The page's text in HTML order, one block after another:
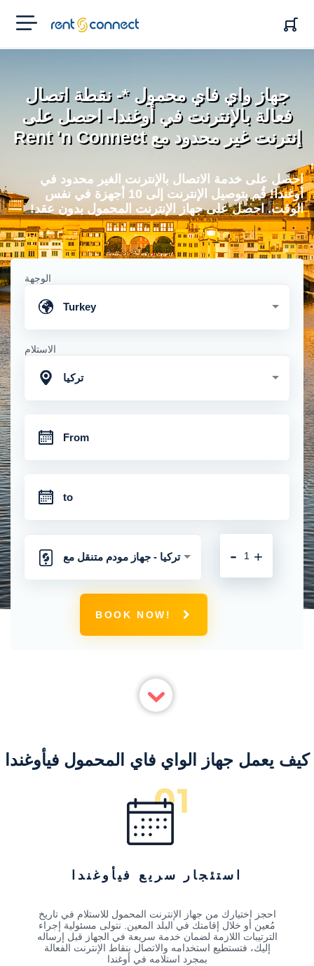
RENT'N
CONNECT
جهاز واي فاي محمول *- نقطة اتصال
فعالة بالإنترنت في أوغندا- احصل على
إنترنت غير محدود مع Rent 'n Connect
احصل على خدمة الاتصال بالإنترنت الغير محدود في
أوغندا! قُم بتوصيل الإنترنت إلى 10 أجهزة في نفس
الوقت. احصل على جهاز الإنترنت المحمول بدون عقد!
الوجهة
Turkey
الاستلام
تركيا
تركيا - جهاز مودم متنقل مع
اتصال 4 جي غير محدود
+
-
BOOK NOW!
كيف يعمل جهاز الواي فاي المحمول فيأوغندا
استئجار سريع فيأوغندا
احجز اختيارك من جهاز الإنترنت المحمول للاستلام في تاريخ
مُعين أو خلال إقامتك في البلد المعين. نتولى مسئولية إجراء
الترتيبات اللازمة لضمان خدمة سريعة في الجهاز قبل إرساله
إليك، فتستطيع استخدامه والاتصال بنقاط الإنترنت الفعالة
بمجرد استلامه في أوغندا